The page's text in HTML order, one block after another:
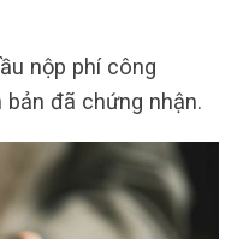
nộp phí công
đã chứng nhận.